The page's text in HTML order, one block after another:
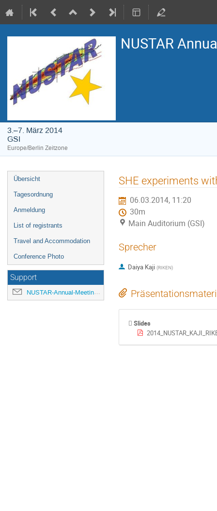
NUSTAR
3.–7. März 2014
GSI
Europe/Berlin Zeitzone
Veranstaltungsmenü
Übersicht
Tagesordnung
Anmeldung
List of registrants
Travel and Accommodation
Conference Photo
Support
NUSTAR-Annual-Meeting@gsi.de
SHE experiments
06.03.2014, 11:20
30m
Main Auditorium (GSI)
Sprecher
Daiya Kaji (RIKEN)
Slides